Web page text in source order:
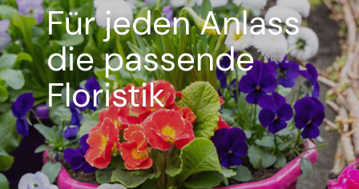
Für jeden Anlass
die passende
Floristik